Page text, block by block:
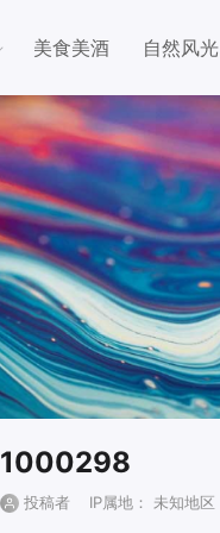
美食美酒 自然风光
1000298
投稿者 IP属地： 未知地区